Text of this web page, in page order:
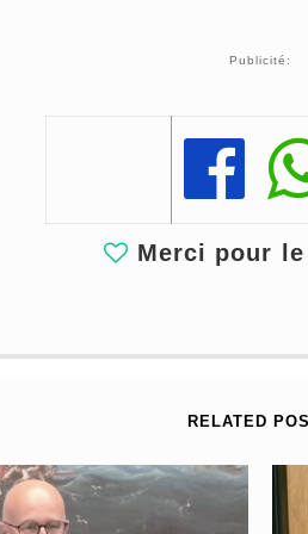
Publicité:
Merci pour
RELATED